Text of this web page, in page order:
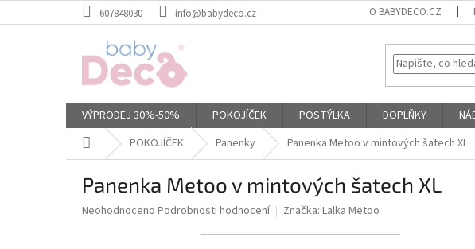
na
607848030 info@babydeco.cz O BABYDECO.CZ
VÝPRODEJ 30%-50% POKOJÍČEK POSTÝLKA DOPLŇKY
Domů POKOJÍČEK Panenky Panenka Metoo v mintových šatech XL
Panenka Metoo v mintových šatech XL
Průměrné
Neohodnoceno Podrobnosti hodnocení Značka: Lalka Metoo